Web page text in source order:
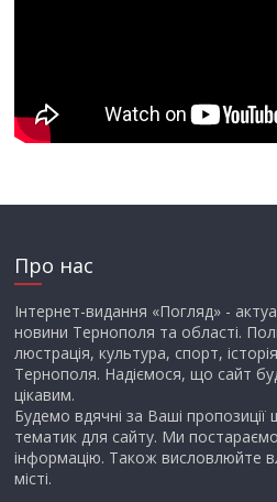
Про нас
Інтернет-видання «Погляд» -
новини Тернополя та області.
люстрація, культура, спорт,
Тернополя. Надіємося, що сайт
цікавим.
Будемо вдячні за Ваші
тематик для сайту. Ми
інформацію. Також висловлюйте
місті.